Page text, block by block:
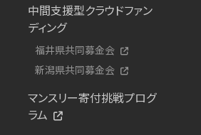
中間支援型クラウドファン
ディング
福井県共同募金会
新潟県共同募金会
マンスリー寄付挑戦プログ
ラム